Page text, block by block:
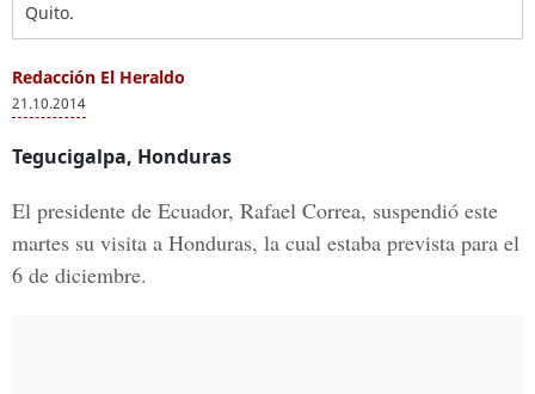
Quito.
Redacción El Heraldo
21.10.2014
Tegucigalpa, Honduras
El presidente de Ecuador, Rafael Correa, suspendió este
martes su visita a Honduras, la cual estaba prevista para el
6 de diciembre.